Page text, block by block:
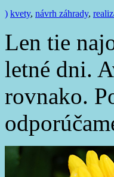
) kvety, návrh záhrady,
Len tie
letné dni.
rovnako.